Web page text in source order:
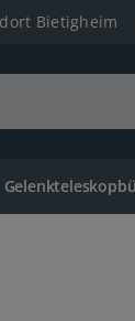
Bietigheim